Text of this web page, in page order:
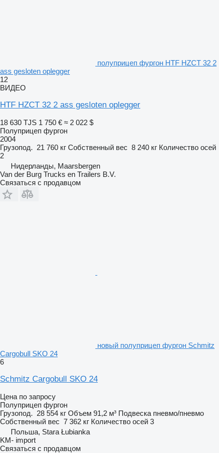
полуприцеп фургон HTF HZCT 32 2
ass gesloten oplegger
12
ВИДЕО
HTF HZCT 32 2 ass gesloten oplegger
18 630 TJS 1 750 € ≈ 2 022 $
Полуприцеп фургон
2004
Грузопод. 21 760 кг Собственный вес 8 240 кг Количество осей
2
Нидерланды, Maarsbergen
Van der Burg Trucks en Trailers B.V.
Связаться с продавцом
новый полуприцеп фургон Schmitz
Cargobull SKO 24
6
Schmitz Cargobull SKO 24
Цена по запросу
Полуприцеп фургон
Грузопод. 28 554 кг Объем 91,2 м³ Подвеска пневмо/пневмо
Собственный вес 7 362 кг Количество осей 3
Польша, Stara Łubianka
KM- import
Связаться с продавцом